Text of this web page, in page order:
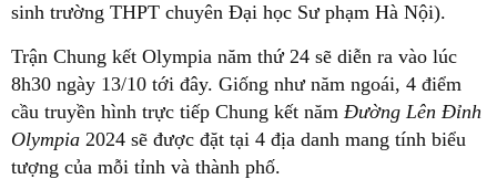
sinh trường THPT chuyên Đại học Sư phạm Hà Nội).
Trận Chung kết Olympia năm thứ 24 sẽ diễn ra vào lúc
8h30 ngày 13/10 tới đây. Giống như năm ngoái, 4 điểm
cầu truyền hình trực tiếp Chung kết năm Đường Lên Đỉnh
Olympia 2024 sẽ được đặt tại 4 địa danh mang tính biểu
tượng của mỗi tỉnh và thành phố.